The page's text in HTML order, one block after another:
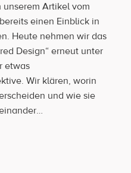
unserem Artikel vom
einen Einblick in
Heute nehmen wir das
Design“ erneut unter
etwas
Wir klären, worin
und wie sie